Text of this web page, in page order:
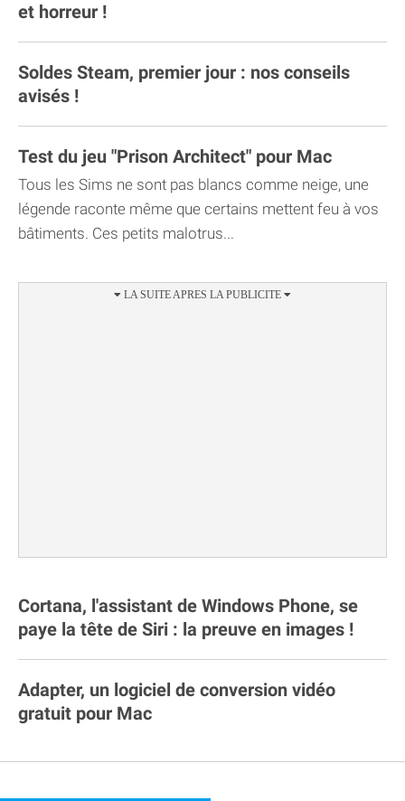
et horreur !
Soldes Steam, premier jour : nos conseils
avisés !
Test du jeu "Prison Architect" pour Mac
Tous les Sims ne sont pas blancs comme neige, une
légende raconte même que certains mettent feu à vos
bâtiments. Ces petits malotrus...
Cortana, l'assistant de Windows Phone, se
paye la tête de Siri : la preuve en images !
Adapter, un logiciel de conversion vidéo
gratuit pour Mac